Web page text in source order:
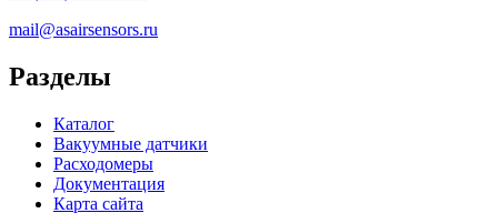
mail@asairsensors.ru
Разделы
Каталог
Вакуумные датчики
Расходомеры
Документация
Карта сайта